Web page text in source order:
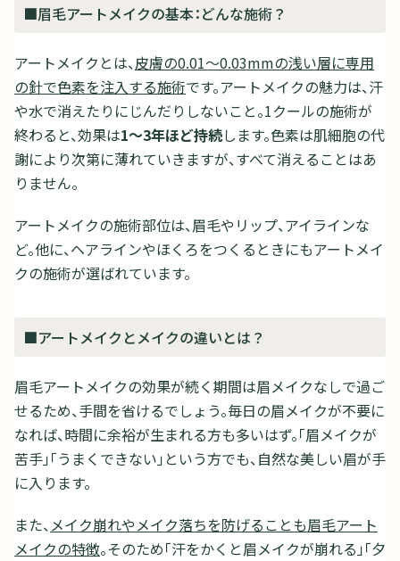
■眉毛アートメイクの基本：どんな施術？
アートメイクとは、皮膚の0.01～0.03mmの浅い層に専用
の針で色素を注入する施術です。アートメイクの魅力は、汗
や水で消えたりにじんだりしないこと。1クールの施術が
終わると、効果は1～3年ほど持続します。色素は肌細胞の代
謝により次第に薄れていきますが、すべて消えることはあ
りません。
アートメイクの施術部位は、眉毛やリップ、アイラインな
ど。他に、ヘアラインやほくろをつくるときにもアートメイ
クの施術が選ばれています。
■アートメイクとメイクの違いとは？
眉毛アートメイクの効果が続く期間は眉メイクなしで過ご
せるため、手間を省けるでしょう。毎日の眉メイクが不要に
なれば、時間に余裕が生まれる方も多いはず。「眉メイクが
苦手」「うまくできない」という方でも、自然な美しい眉が手
に入ります。
また、メイク崩れやメイク落ちを防げることも眉毛アート
メイクの特徴。そのため「汗をかくと眉メイクが崩れる」「夕